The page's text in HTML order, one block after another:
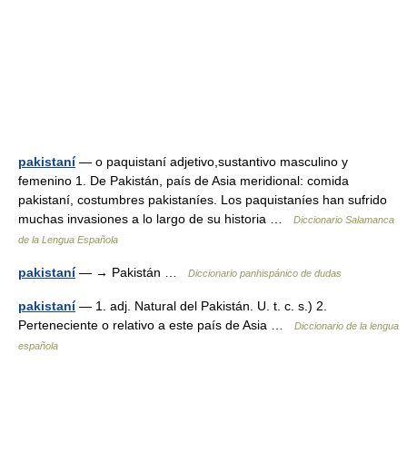
pakistaní— o paquistaní adjetivo,sustantivo masculino y
femenino 1. De Pakistán, país de Asia meridional: comida
pakistaní, costumbres pakistaníes. Los paquistaníes han sufrido
muchas invasiones a lo largo de su historia …
Diccionario Salamanca
de la Lengua Española
pakistaní— → Pakistán … Diccionario panhispánico de dudas
pakistaní— 1. adj. Natural del Pakistán. U. t. c. s.) 2.
Perteneciente o relativo a este país de Asia …
Diccionario de la lengua
española